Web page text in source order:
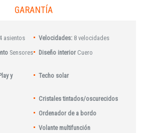
GARANTÍA
asientos Velocidades: 8 velocidades
Sensores
Diseño interior Cuero
y
Techo solar
Cristales tintados/oscurecidos
Ordenador de a bordo
Volante multifunción